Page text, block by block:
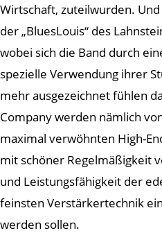
Wirtschaft, zuteilwurden.
der „BluesLouis“ des
wobei sich die Band durch
spezielle Verwendung ihrer
mehr ausgezeichnet fühlen
Company werden nämlich
maximal verwöhnten High-
mit schöner Regelmäßigkeit
und Leistungsfähigkeit der
feinsten Verstärkertechnik
werden sollen.